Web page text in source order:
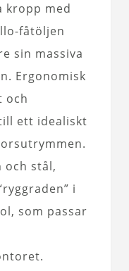
kropp med
fåtöljen
sin massiva
Ergonomisk
och
ett idealiskt
och stål,
i
som passar